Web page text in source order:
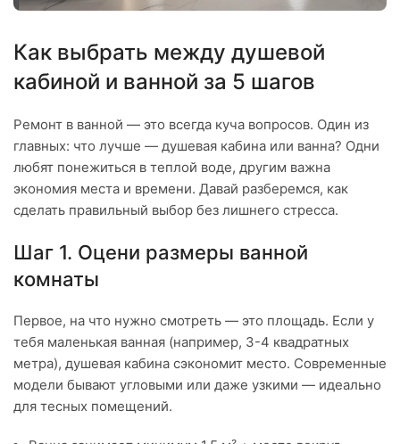
Как выбрать между душевой
кабиной и ванной за 5 шагов
Ремонт в ванной — это всегда куча вопросов. Один из
главных: что лучше — душевая кабина или ванна? Одни
любят понежиться в теплой воде, другим важна
экономия места и времени. Давай разберемся, как
сделать правильный выбор без лишнего стресса.
Шаг 1. Оцени размеры ванной
комнаты
Первое, на что нужно смотреть — это площадь. Если у
тебя маленькая ванная (например, 3-4 квадратных
метра), душевая кабина сэкономит место. Современные
модели бывают угловыми или даже узкими — идеально
для тесных помещений.